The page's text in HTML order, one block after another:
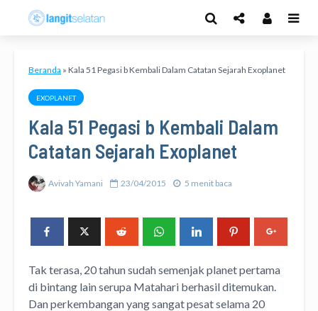
Beranda » Kala 51 Pegasi b Kembali Dalam Catatan Sejarah Exoplanet
EXOPLANET
Kala 51 Pegasi b Kembali Dalam
Catatan Sejarah Exoplanet
Avivah Yamani 23/04/2015 5 menit baca
Tak terasa, 20 tahun sudah semenjak planet pertama
di bintang lain serupa Matahari berhasil ditemukan.
Dan perkembangan yang sangat pesat selama 20